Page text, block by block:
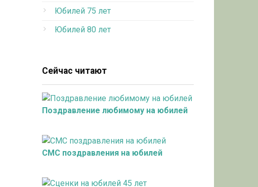
Юбилей 75 лет
Юбилей 80 лет
Сейчас читают
Поздравление любимому на юбилей
СМС поздравления на юбилей